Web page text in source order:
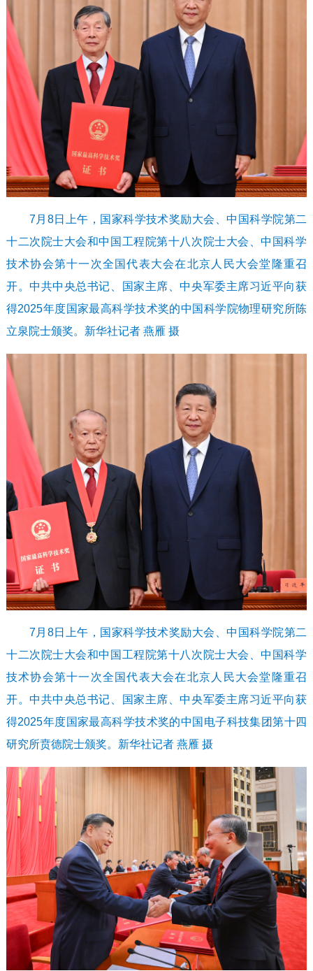
7月8日上午，国家科学技术奖励大会、中国科学院第二
十二次院士大会和中国工程院第十八次院士大会、中国科学
技术协会第十一次全国代表大会在北京人民大会堂隆重召
开。中共中央总书记、国家主席、中央军委主席习近平向获
得2025年度国家最高科学技术奖的中国科学院物理研究所陈
立泉院士颁奖。新华社记者 燕雁 摄
7月8日上午，国家科学技术奖励大会、中国科学院第二
十二次院士大会和中国工程院第十八次院士大会、中国科学
技术协会第十一次全国代表大会在北京人民大会堂隆重召
开。中共中央总书记、国家主席、中央军委主席习近平向获
得2025年度国家最高科学技术奖的中国电子科技集团第十四
研究所贲德院士颁奖。新华社记者 燕雁 摄